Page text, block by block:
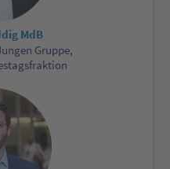
MdB
Gruppe,